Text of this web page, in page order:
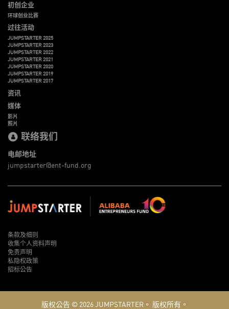
初创企业
环球创业比赛
过往活动
JUMPSTARTER 2025
JUMPSTARTER 2023
JUMPSTARTER 2022
JUMPSTARTER 2021
JUMPSTARTER 2020
JUMPSTARTER 2019
JUMPSTARTER 2017
资讯
媒体
影片
照片
联络我们
电邮地址
jumpstarter@ent-fund.org
条款及细则
收集个人资料声明
免责声明
私隐权政策
招标公告
版权公告 © 2026JUMPSTARTER。 版权所有。